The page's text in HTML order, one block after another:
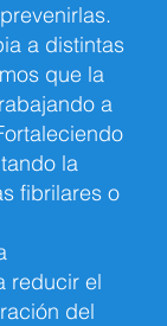
a distintas
que la
a
la
fibrilares o
reducir el
del